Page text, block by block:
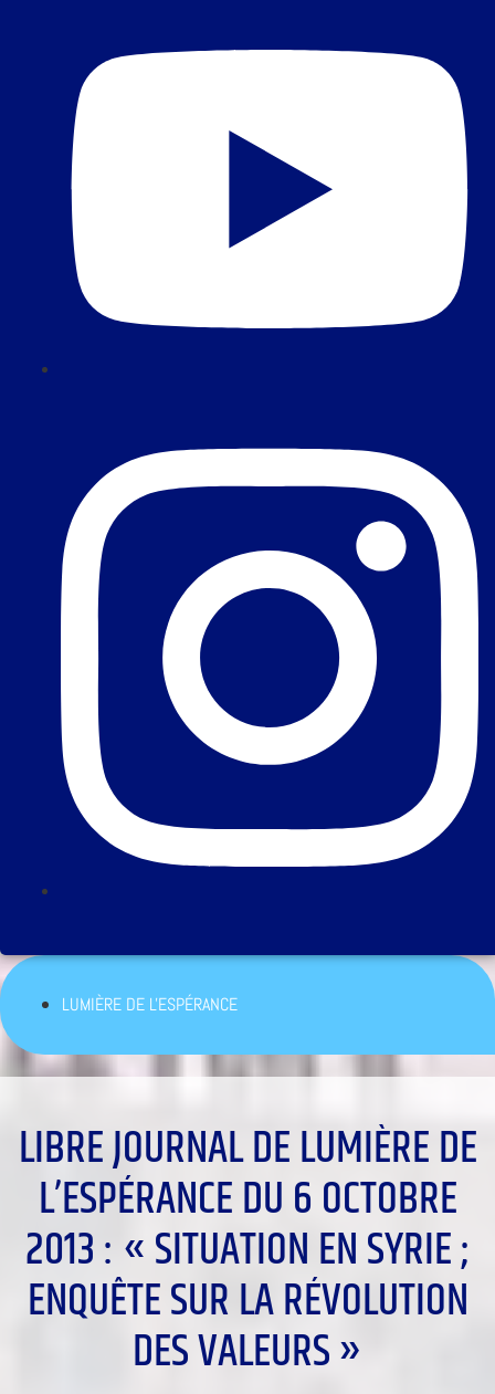
LUMIÈRE DE L'ESPÉRANCE
LIBRE JOURNAL DE LUMIÈRE DE
L’ESPÉRANCE DU 6 OCTOBRE
2013 : « SITUATION EN SYRIE ;
ENQUÊTE SUR LA RÉVOLUTION
DES VALEURS »